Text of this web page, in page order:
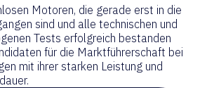
Motoren, die gerade erst in die
sind und alle technischen und
Tests erfolgreich bestanden
für die Marktführerschaft bei
mit ihrer starken Leistung und